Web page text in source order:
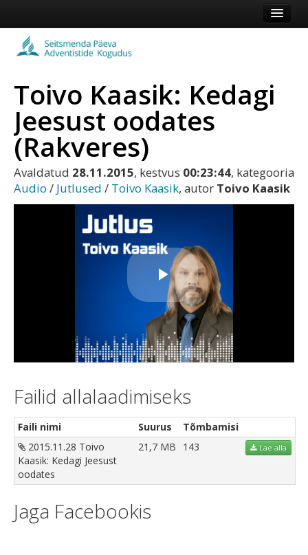
Koduleht
Vaata veel
Toivo Kaasik: Kedagi
Jeesust oodates
(Rakveres)
Avaldatud 28.11.2015, kestvus 00:23:44, kategooria
Audio / Jutlused / Toivo Kaasik, autor Toivo Kaasik
Play
Video
Failid allalaadimiseks
Faili nimi Suurus
Tõmbamisi
2015.11.28 Toivo
Kaasik: Kedagi Jeesust
oodates
21,7 MB 143 Lae alla
Jaga Facebookis